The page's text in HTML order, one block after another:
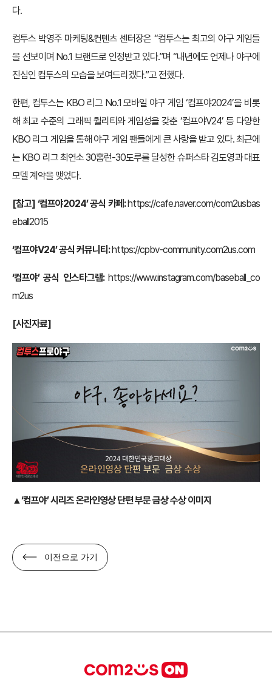
다.
컴투스 박영주 마케팅&컨텐츠 센터장은 “컴투스는 최고의 야구 게임들
을 선보이며 No.1 브랜드로 인정받고 있다.”며 “내년에도 언제나 야구에
진심인 컴투스의 모습을 보여드리겠다.”고 전했다.
한편, 컴투스는 KBO 리그 No.1 모바일 야구 게임 ‘컴프야2024’을 비롯
해 최고 수준의 그래픽 퀄리티와 게임성을 갖춘 ‘컴프야V24’ 등 다양한
KBO 리그 게임을 통해 야구 게임 팬들에게 큰 사랑을 받고 있다. 최근에
는 KBO 리그 최연소 30홈런-30도루를 달성한 슈퍼스타 김도영과 대표
모델 계약을 맺었다.
[참고] ‘컴프야2024’ 공식 카페:https://cafe.naver.com/com2usbas
eball2015
‘컴프야V24’ 공식 커뮤니티:https://cpbv-community.com2us.com
‘컴프야’ 공식 인스타그램: https://www.instagram.com/baseball_co
m2us
[사진자료]
▲‘컴프야’ 시리즈 온라인영상 단편 부문 금상 수상 이미지
이전으로 가기